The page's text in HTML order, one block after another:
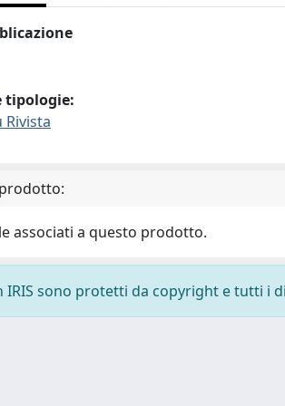
tipologie:
Rivista
associati a questo prodotto.
IRIS sono protetti da copyright e tutti i